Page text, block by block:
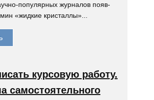
популярных журналов появ-
«жидкие кристаллы»...
курсовую работу.
самостоятельного